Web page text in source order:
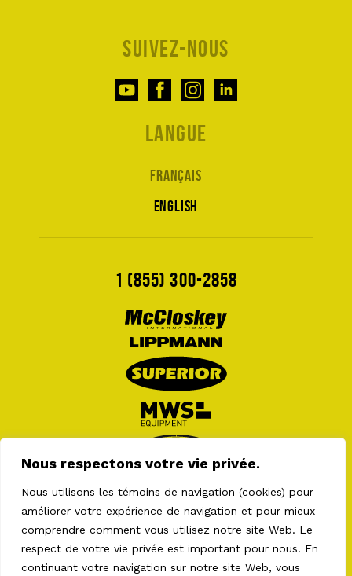
Nous respectons votre vie privée.
Nous utilisons les témoins de navigation (cookies) pour
améliorer votre expérience de navigation et pour mieux
comprendre comment vous utilisez notre site Web. Le
respect de votre vie privée est important pour nous. En
continuant votre navigation sur notre site Web, vous
Suivez-nous
Langue
Français
English
1 (855) 300-2858